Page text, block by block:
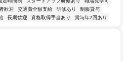
歓迎 交通費全額支給 研修あり
制服貸与
長期歓迎 資格取得手当あり 賞与年2回あり